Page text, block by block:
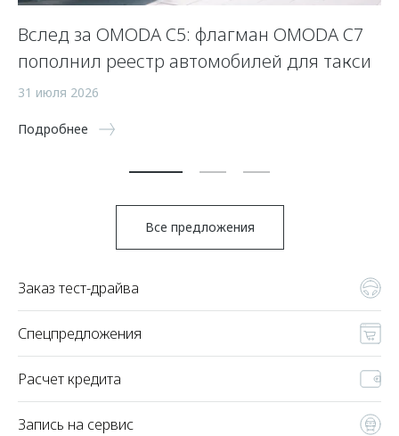
Вслед за OMODA C5: флагман OMODA C7
пополнил реестр автомобилей для такси
31 июля 2026
Подробнее
Все предложения
Заказ тест-драйва
Спецпредложения
Расчет кредита
Запись на сервис